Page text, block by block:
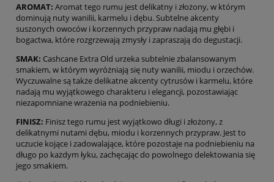
AROMAT: Aromat tego rumu jest delikatny i złożony, w którym
dominują nuty wanilii, karmelu i dębu. Subtelne akcenty
suszonych owoców i korzennych przypraw nadają mu głębi i
bogactwa, które rozgrzewają zmysły i zapraszają do degustacji.
SMAK: Cashcane Extra Old urzeka subtelnie zbalansowanym
smakiem, w którym wyróżniają się nuty wanilii, miodu i orzechów.
Wyczuwalne są także delikatne akcenty cytrusów i karmelu, które
nadają mu wyjątkowego charakteru i elegancji, pozostawiając
niezapomniane wrażenia na podniebieniu.
FINISZ: Finisz tego rumu jest wyjątkowo długi i złożony, z
delikatnymi nutami dębu, miodu i korzennych przypraw. Jest to
uczucie kojące i zadowalające, które pozostaje na podniebieniu na
długo po każdym łyku, zachęcając do powolnego delektowania się
jego smakiem.